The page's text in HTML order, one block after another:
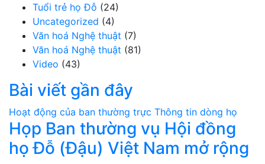
Tuổi trẻ họ Đỗ (24)
Uncategorized (4)
Văn hoá Nghệ thuật (7)
Văn hoá Nghệ thuật (81)
Video (43)
Bài viết gần đây
Hoạt động của ban thường trực Thông tin dòng họ
Họp Ban thường vụ Hội đồng
họ Đỗ (Đậu) Việt Nam mở rộng